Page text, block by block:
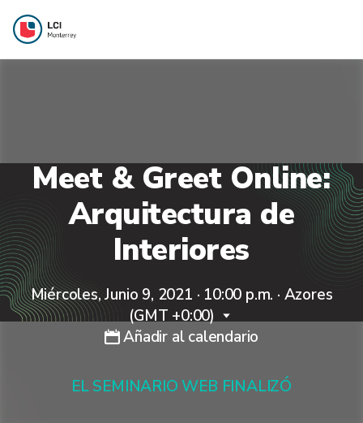
Meet & Greet Online:
Arquitectura de
Interiores
Miércoles, Junio 9, 2021 · 10:00 p.m. · Azores
(GMT +0:00)
Añadir al calendario
EL SEMINARIO WEB FINALIZÓ